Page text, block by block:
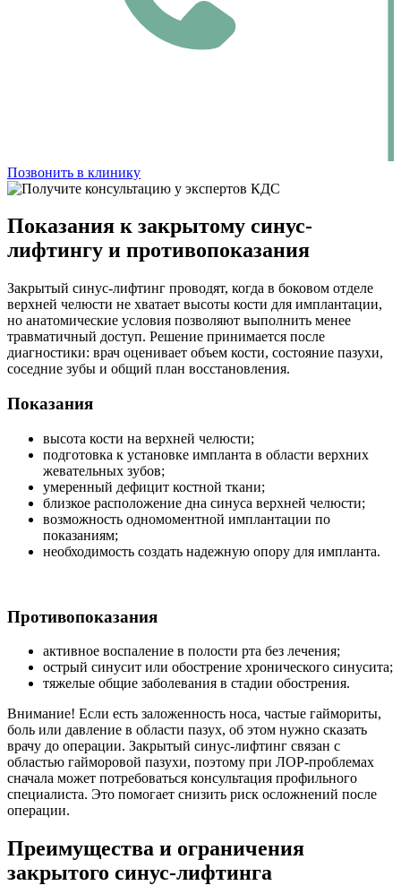
Позвонить в клинику
Показания к закрытому синус-
лифтингу и противопоказания
Закрытый синус-лифтинг проводят, когда в боковом отделе
верхней челюсти не хватает высоты кости для имплантации,
но анатомические условия позволяют выполнить менее
травматичный доступ. Решение принимается после
диагностики: врач оценивает объем кости, состояние пазухи,
соседние зубы и общий план восстановления.
Показания
высота кости на верхней челюсти;
подготовка к установке импланта в области верхних
жевательных зубов;
умеренный дефицит костной ткани;
близкое расположение дна синуса верхней челюсти;
возможность одномоментной имплантации по
показаниям;
необходимость создать надежную опору для импланта.
Противопоказания
активное воспаление в полости рта без лечения;
острый синусит или обострение хронического синусита;
тяжелые общие заболевания в стадии обострения.
Внимание! Если есть заложенность носа, частые гаймориты,
боль или давление в области пазух, об этом нужно сказать
врачу до операции. Закрытый синус-лифтинг связан с
областью гайморовой пазухи, поэтому при ЛОР-проблемах
сначала может потребоваться консультация профильного
специалиста. Это помогает снизить риск осложнений после
операции.
Преимущества и ограничения
закрытого синус-лифтинга